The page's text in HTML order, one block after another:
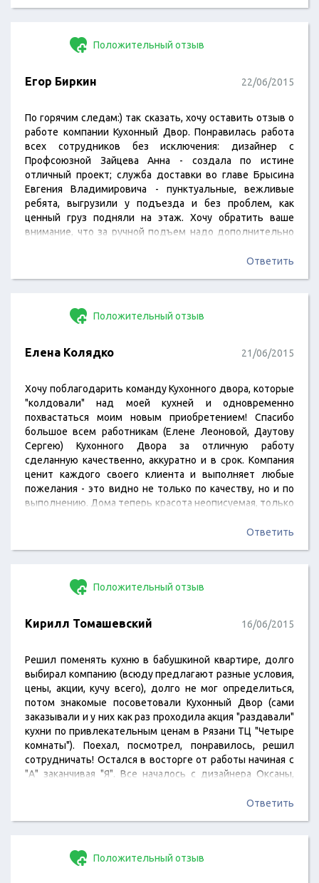
Положительный отзыв
Егор Биркин 22/06/2015
По горячим следам:) так сказать, хочу оставить отзыв о
работе компании Кухонный Двор. Понравилась работа
всех сотрудников без исключения: дизайнер с
Профсоюзной Зайцева Анна - создала по истине
отличный проект; служба доставки во главе Брысина
Евгения Владимировича - пунктуальные, вежливые
ребята, выгрузили у подъезда и без проблем, как
ценный груз подняли на этаж. Хочу обратить ваше
внимание, что за ручной подъем надо дополнительно
договоре вроде об этом указано, но у меня с головы
Ответить
Положительный отзыв
Елена Колядко 21/06/2015
Хочу поблагодарить команду Кухонного двора, которые
"колдовали" над моей кухней и одновременно
похвастаться моим новым приобретением! Спасибо
большое всем работникам (Елене Леоновой, Даутову
Сергею) Кухонного Двора за отличную работу
сделанную качественно, аккуратно и в срок. Компания
ценит каждого своего клиента и выполняет любые
пожелания - это видно не только по качеству, но и по
выполнению. Дома теперь красота неописуемая, только
Ответить
Положительный отзыв
Кирилл Томашевский 16/06/2015
Решил поменять кухню в бабушкиной квартире, долго
выбирал компанию (всюду предлагают разные условия,
цены, акции, кучу всего), долго не мог определиться,
потом знакомые посоветовали Кухонный Двор (сами
заказывали и у них как раз проходила акция "раздавали"
кухни по привлекательным ценам в Рязани ТЦ "Четыре
комнаты"). Поехал, посмотрел, понравилось, решил
сотрудничать! Остался в восторге от работы начиная с
"А" заканчивая "Я". Все началось с дизайнера Оксаны,
кухни, но и посоветовала какие материалы лучше взять.
Ответить
Положительный отзыв